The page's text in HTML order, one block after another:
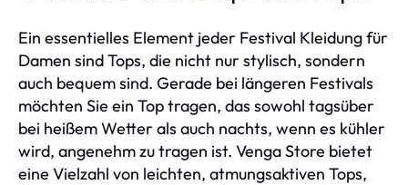
Ein essentielles Element jeder Festival Kleidung für
Damen sind Tops, die nicht nur stylisch, sondern
auch bequem sind. Gerade bei längeren Festivals
möchten Sie ein Top tragen, das sowohl tagsüber
bei heißem Wetter als auch nachts, wenn es kühler
wird, angenehm zu tragen ist. Venga Store bietet
eine Vielzahl von leichten, atmungsaktiven Tops,